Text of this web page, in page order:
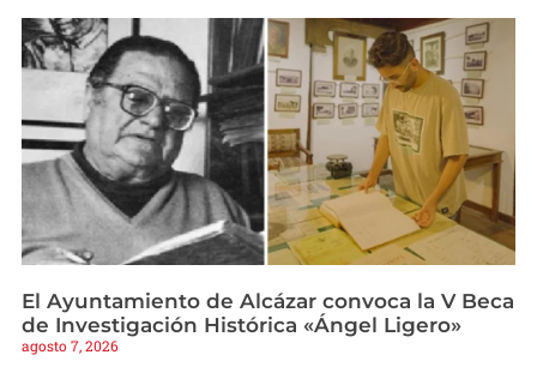
El Ayuntamiento de Alcázar convoca la V Beca
de Investigación Histórica «Ángel Ligero»
agosto 7, 2026